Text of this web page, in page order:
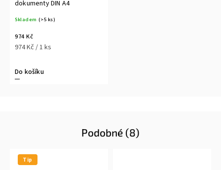
dokumenty DIN A4
Skladem (>5 ks)
974 Kč
974 Kč / 1 ks
Do košíku
Podobné (8)
Tip